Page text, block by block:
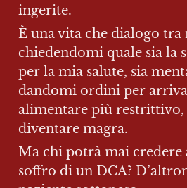
ingerite.
È una vita che dialogo tra
chiedendomi quale sia la
per la mia salute, sia
dandomi ordini per
alimentare più restrittivo,
diventare magra.
Ma chi potrà mai credere
soffro di un DCA?